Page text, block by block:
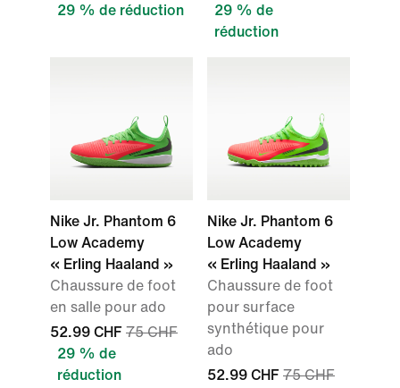
29 % de réduction
29 % de
réduction
Nike Jr. Phantom 6
Low Academy
« Erling Haaland »
Chaussure de foot
en salle pour ado
52.99 CHF 75 CHF
29 % de
réduction
Nike Jr. Phantom 6
Low Academy
« Erling Haaland »
Chaussure de foot
pour surface
synthétique pour
ado
52.99 CHF 75 CHF